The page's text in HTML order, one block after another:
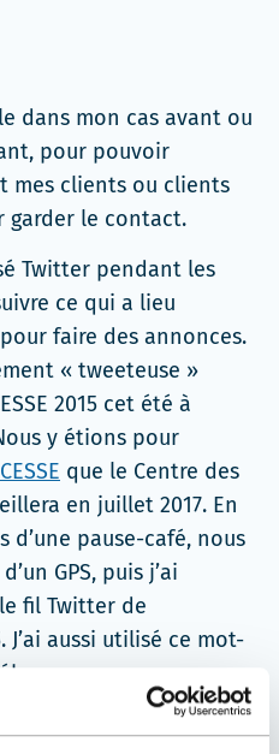
dans mon cas avant ou
pour pouvoir
mes clients ou clients
garder le contact.
Twitter pendant les
ce qui a lieu
faire des annonces.
« tweeteuse »
2015 cet été à
y étions pour
que le Centre des
en juillet 2017. En
pause-café, nous
GPS, puis j’ai
fil Twitter de
J’ai aussi utilisé ce mot-
DANS L’AVENTURE